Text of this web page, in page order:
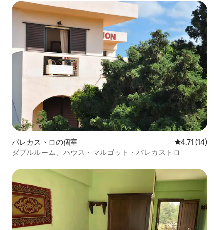
パレカストロの個室 レビュー14
4.71 (14)
ダブルルーム、ハウス・マルゴット・パレカストロ